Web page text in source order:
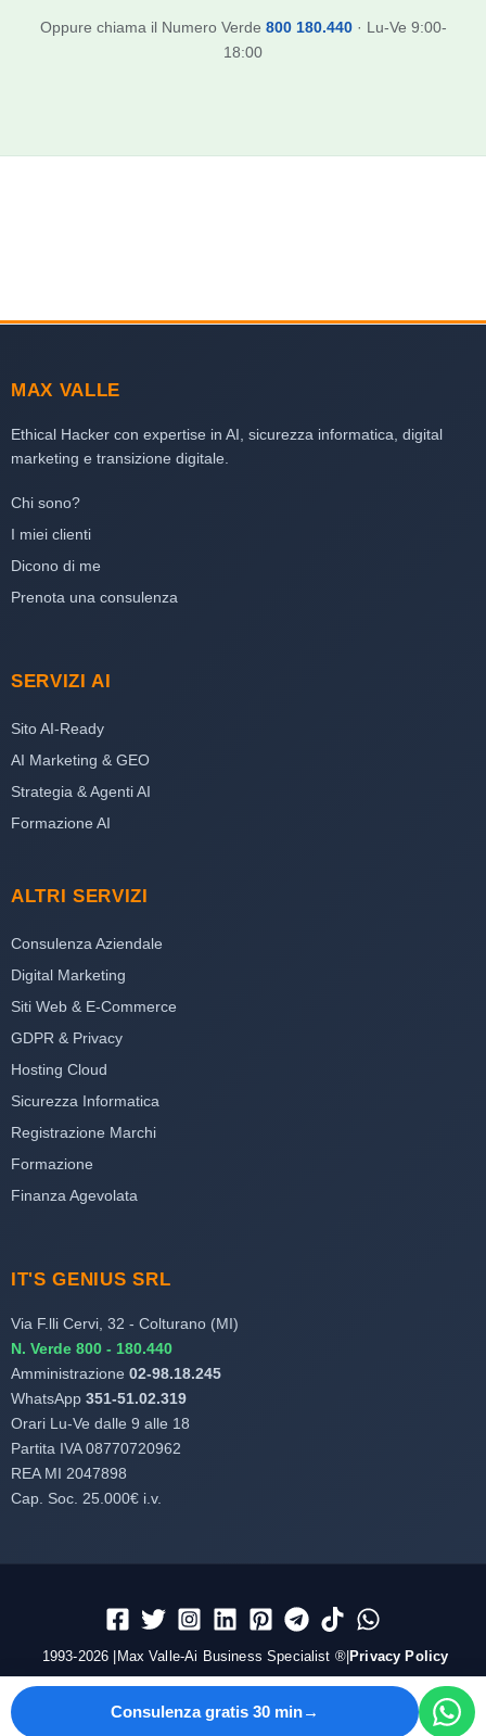
Oppure chiama il Numero Verde 800 180.440· Lu-Ve 9:00-
18:00
MAX VALLE
Ethical Hacker con expertise in AI, sicurezza informatica, digital
marketing e transizione digitale.
Chi sono?
I miei clienti
Dicono di me
Prenota una consulenza
SERVIZI AI
Sito AI-Ready
AI Marketing & GEO
Strategia & Agenti AI
Formazione AI
ALTRI SERVIZI
Consulenza Aziendale
Digital Marketing
Siti Web & E-Commerce
GDPR & Privacy
Hosting Cloud
Sicurezza Informatica
Registrazione Marchi
Formazione
Finanza Agevolata
IT'S GENIUS SRL
Via F.lli Cervi, 32 - Colturano (MI)
N. Verde 800 - 180.440
Amministrazione 02-98.18.245
WhatsApp 351-51.02.319
Orari Lu-Ve dalle 9 alle 18
Partita IVA 08770720962
REA MI 2047898
Cap. Soc. 25.000€ i.v.
1993-2026 |Max Valle-Ai Business Specialist ®| Privacy Policy
Consulenza gratis 30 min